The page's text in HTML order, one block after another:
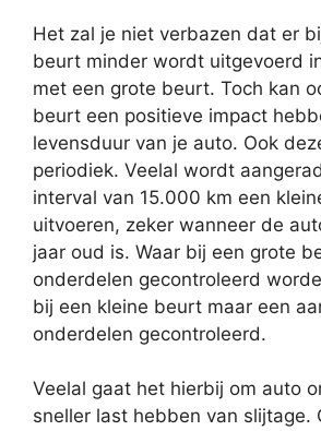
Het zal je niet verbazen dat er
beurt minder wordt uitgevoerd
met een grote beurt. Toch kan
beurt een positieve impact
levensduur van je auto. Ook
periodiek. Veelal wordt
interval van 15.000 km een
uitvoeren, zeker wanneer de
jaar oud is. Waar bij een grote
onderdelen gecontroleerd
bij een kleine beurt maar een
onderdelen gecontroleerd.
Veelal gaat het hierbij om auto
sneller last hebben van slijtage.